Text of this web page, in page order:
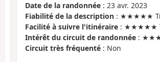
Date de la randonnée : 23 avr. 2023
Fiabilité de la description : ★★★★★
Facilité à suivre l'itinéraire : ★★★★★
Intérêt du circuit de randonnée :
Circuit très fréquenté : Non